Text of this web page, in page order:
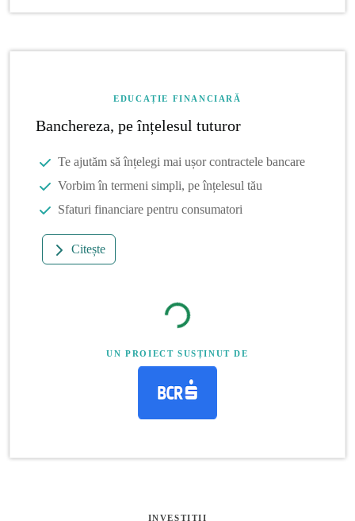
EDUCAȚIE FINANCIARĂ
Banchereza, pe înțelesul tuturor
Te ajutăm să înțelegi mai ușor contractele bancare
Vorbim în termeni simpli, pe înțelesul tău
Sfaturi financiare pentru consumatori
Citește
UN PROIECT SUSȚINUT DE
INVESTITII